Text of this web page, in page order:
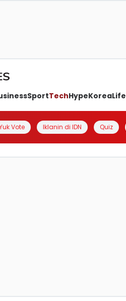
SportTechHypeKoreaLife
Vote Iklanin di IDN Quiz